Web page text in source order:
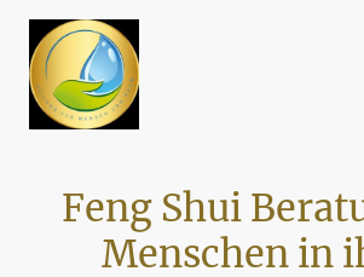
Feng Shui
Menschen in